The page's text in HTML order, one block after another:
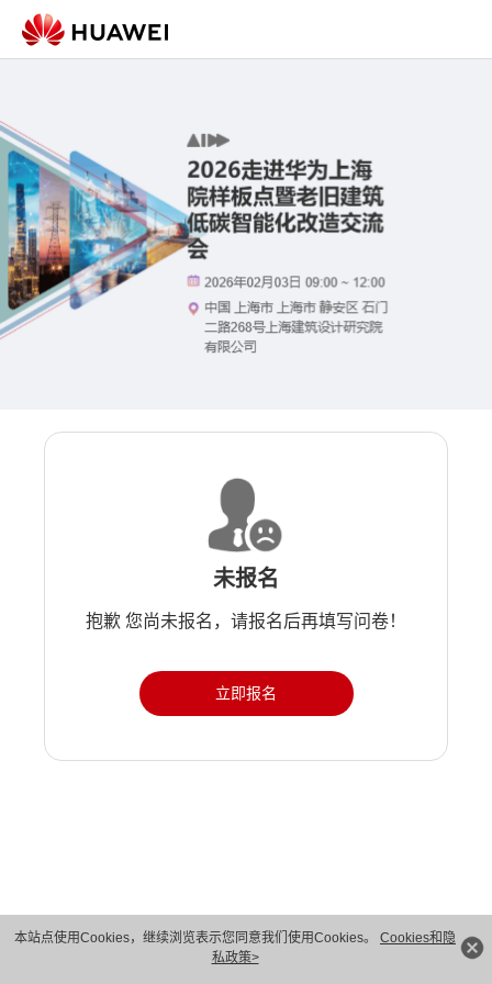
本站点使用Cookies，继续浏览表示您同意我们使用Cookies。 Cookies和隐
私政策>
未报名
抱歉 您尚未报名，请报名后再填写问卷！
立即报名
版权所有 © 华为技术有限公司 1998-2026。 保留一切权利。粤A2-20044005号
隐私保护
法律声明